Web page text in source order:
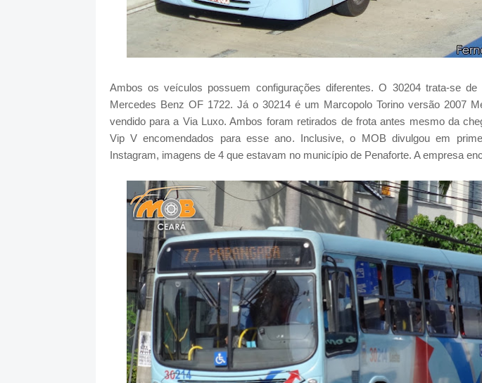
Ambos os veículos possuem configurações diferentes. O 30204 trata-se
Mercedes Benz OF 1722. Já o 30214 é um Marcopolo Torino versão 2007
vendido para a Via Luxo. Ambos foram retirados de frota antes mesmo da
Vip V encomendados para esse ano. Inclusive, o MOB divulgou em
Instagram, imagens de 4 que estavam no município de Penaforte. A empresa